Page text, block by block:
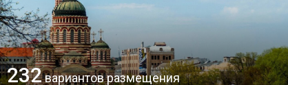
232вариантов размещения